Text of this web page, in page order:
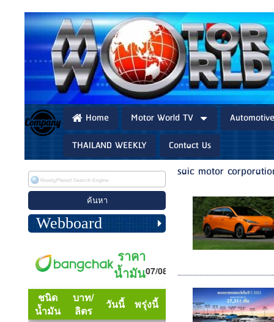
Home Motor World TV
THAILAND WEEKLY
Contact Us
Webboard
saic motor